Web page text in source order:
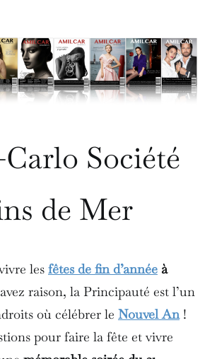
Société
de Mer
les fêtes de fin d’année à
raison, la Principauté est l’un
où célébrer le Nouvel An!
pour faire la fête et vivre